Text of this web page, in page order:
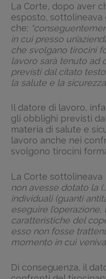
La Corte, dopo aver
esposto, sottolineava
che:
in cui presso
che svolgano tirocini
lavoro sarà tenuto ad
previsti dal citato
la salute e la
Il datore di lavoro,
gli obblighi previsti
materia di salute e
lavoro anche nei
svolgono tirocini
La Corte sottolineava
non avesse dotato la
individuali (guanti
eseguire
caratteristiche del
esso non fosse
momento in cui veniva
Di conseguenza, il